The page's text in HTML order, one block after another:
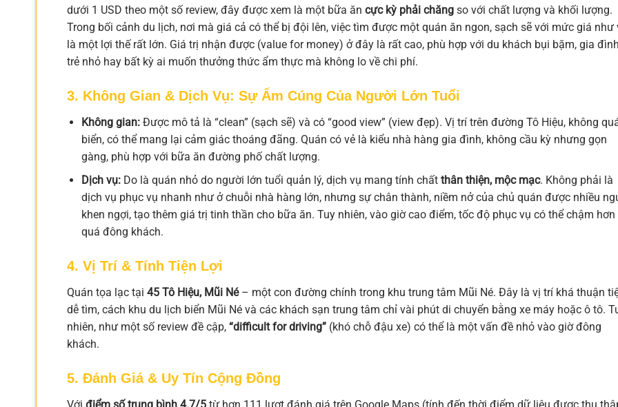
dưới 1 USD theo một số review, đây được xem là một bữa ăn cực kỳ phải chăng so với chất lượng và khối lượng.
Trong bối cảnh du lịch, nơi mà giá cả có thể bị đội lên, việc tìm được một quán ăn ngon, sạch sẽ với mức giá như
là một lợi thế rất lớn. Giá trị nhận được (value for money) ở đây là rất cao, phù hợp với du khách bụi bặm, gia
trẻ nhỏ hay bất kỳ ai muốn thưởng thức ẩm thực mà không lo về chi phí.
3. Không Gian & Dịch Vụ: Sự Ấm Cúng Của Người Lớn Tuổi
Không gian:Được mô tả là “clean” (sạch sẽ) và có “good view” (view đẹp). Vị trí trên đường Tô Hiệu, không
biển, có thể mang lại cảm giác thoáng đãng. Quán có vẻ là kiểu nhà hàng gia đình, không cầu kỳ nhưng gọn
gàng, phù hợp với bữa ăn đường phố chất lượng.
Dịch vụ:Do là quán nhỏ do người lớn tuổi quản lý, dịch vụ mang tính chất thân thiện, mộc mạc. Không phải là
dịch vụ phục vụ nhanh như ở chuỗi nhà hàng lớn, nhưng sự chân thành, niềm nở của chủ quán được nhiều
khen ngợi, tạo thêm giá trị tinh thần cho bữa ăn. Tuy nhiên, vào giờ cao điểm, tốc độ phục vụ có thể chậm hơn
quá đông khách.
4. Vị Trí & Tính Tiện Lợi
Quán tọa lạc tại 45 Tô Hiệu, Mũi Né– một con đường chính trong khu trung tâm Mũi Né. Đây là vị trí khá thuận
dễ tìm, cách khu du lịch biển Mũi Né và các khách sạn trung tâm chỉ vài phút di chuyển bằng xe máy hoặc ô tô.
nhiên, như một số review đề cập, “difficult for driving” (khó chỗ đậu xe) có thể là một vấn đề nhỏ vào giờ đông
khách.
5. Đánh Giá & Uy Tín Cộng Đồng